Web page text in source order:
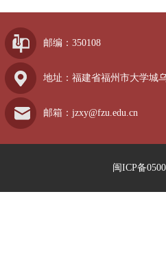
邮编：350108
地址：福建省福州市大学城
邮箱：jzxy@fzu.edu.cn
闽ICP备